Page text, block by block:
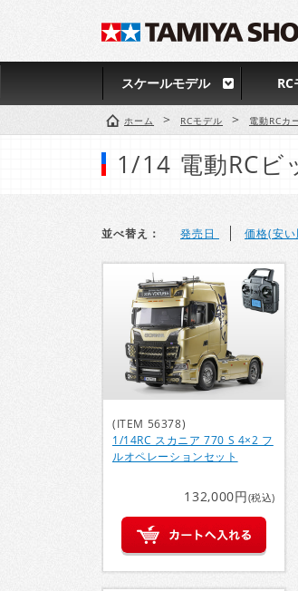
スケールモデル
1/14 電動RCビ
ホーム > RCモデル > 電動RCカ
並べ替え： 発売日 価格(安い
(ITEM 56378)
1/14RC スカニア 770 S 4×2 フ
ルオペレーションセット
132,000円(税込)